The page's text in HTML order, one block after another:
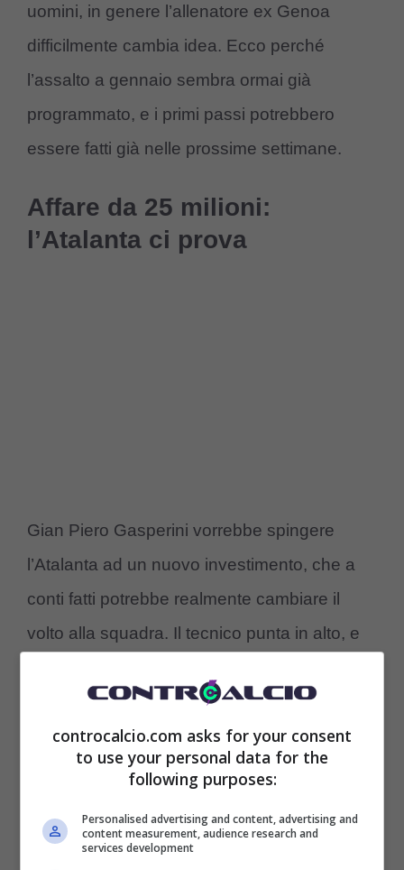
uomini, in genere l’allenatore ex Genoa
difficilmente cambia idea. Ecco perché
l’assalto a gennaio sembra ormai già
programmato, e i primi passi potrebbero
essere fatti già nelle prossime settimane.
Affare da 25 milioni:
l’Atalanta ci prova
Gian Piero Gasperini vorrebbe spingere
l’Atalanta ad un nuovo investimento, che a
conti fatti potrebbe realmente cambiare il
volto alla squadra. Il tecnico punta in alto, e
ad accontentare il tecnico per tentare
di ritornare in Champions.
controcalcio.com asks for your consent
to use your personal data for the
following purposes:
Personalised advertising and content, advertising and
content measurement, audience research and
services development